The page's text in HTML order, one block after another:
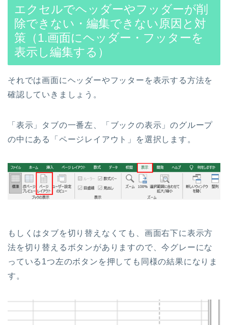
エクセルでヘッダーやフッダーが削
除できない・編集できない原因と対
策（1.画面にヘッダー・フッターを
表示し編集する）
それでは画面にヘッダーやフッターを表示する方法を
確認していきましょう。
「表示」タブの一番左、「ブックの表示」のグループ
の中にある「ページレイアウト」を選択します。
もしくはタブを切り替えなくても、画面右下に表示方
法を切り替えるボタンがありますので、今グレーにな
っている1つ左のボタンを押しても同様の結果になりま
す。